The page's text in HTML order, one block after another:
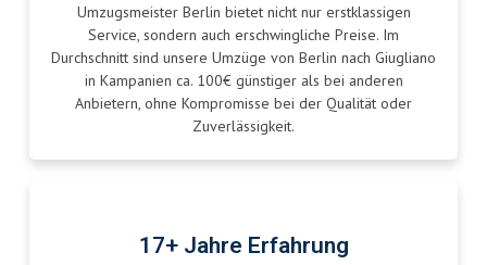
Umzugsmeister Berlin bietet nicht nur erstklassigen
Service, sondern auch erschwingliche Preise. Im
Durchschnitt sind unsere Umzüge von Berlin nach Giugliano
in Kampanien ca. 100€ günstiger als bei anderen
Anbietern, ohne Kompromisse bei der Qualität oder
Zuverlässigkeit.
17+ Jahre Erfahrung